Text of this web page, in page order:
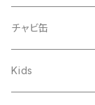
Smile
THINGS
“C”
チャビ缶
Kids